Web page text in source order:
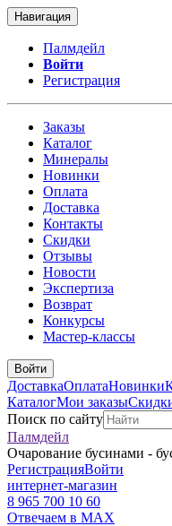
Навигация
Палмдейл
Войти
Регистрация
Заказы
Каталог
Минералы
Новинки
Оплата
Доставка
Контакты
Скидки
Отзывы
Новости
Экспертиза
Возврат
Конкурсы
Мастер-классы
Войти
ДоставкаОплатаНовинки
КаталогМои заказы
Поиск по сайту
Палмдейл
Очарование бусинами -
РегистрацияВойти
интернет-магазин
8 965 700 10 60
Отвечаем в MAX